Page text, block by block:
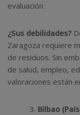
evaluación.
¿Sus debilidades?
Zaragoza requiere
de residuos. Sin
de salud, empleo,
valoraciones están
Bilbao